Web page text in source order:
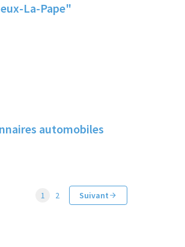
La-Pape"
automobiles
1 2 Suivant